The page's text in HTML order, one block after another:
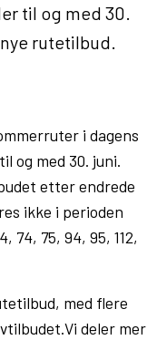
til og med 30.
rutetilbud.
i dagens
og med 30. juni.
etter endrede
ikke i perioden
74, 75, 94, 95, 112,
med flere
deler mer